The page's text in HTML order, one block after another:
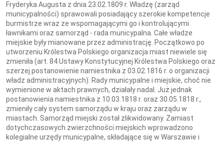
Fryderyka Augusta z dnia 23.02.1809 r. Władzę (zarząd
municypalności) sprawowali posiadający szerokie kompetencje
burmistrze wraz ze wspomagającymi go i kontrolującymi
ławnikami oraz samorząd - rada municypalna. Całe władze
miejskie były mianowane przez administrację. Początkowo po
utworzeniu Królestwa Polskiego organizacja miast niewiele się
zmieniła (art. 84 Ustawy Konstytucyjnej Królestwa Polskiego oraz
szerzej postanowienie namiestnika z 03.02.1816 r. o organizacji
władz administracyjnych). Rady municypalne i miejskie, choć nie
wymienione w aktach prawnych, działały nadal. Już jednak
postanowienia namiestnika z 10.03.1818 r. oraz 30.05.1818 r.,
zmieniły cały system samorządu w kraju oraz zarządu w
miastach. Samorząd miejski został zlikwidowany. Zamiast
dotychczasowych zwierzchności miejskich wprowadzono
kolegialne urzędy municypalne, składające się w Warszawie i